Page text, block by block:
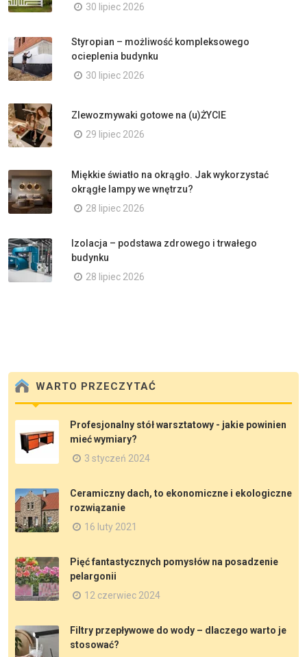
30 lipiec 2026
Styropian – możliwość kompleksowego
ocieplenia budynku
30 lipiec 2026
Zlewozmywaki gotowe na (u)ŻYCIE
29 lipiec 2026
Miękkie światło na okrągło. Jak wykorzystać
okrągłe lampy we wnętrzu?
28 lipiec 2026
Izolacja – podstawa zdrowego i trwałego
budynku
28 lipiec 2026
WARTO PRZECZYTAĆ
Profesjonalny stół warsztatowy - jakie powinien
mieć wymiary?
3 styczeń 2024
Ceramiczny dach, to ekonomiczne i ekologiczne
rozwiązanie
16 luty 2021
Pięć fantastycznych pomysłów na posadzenie
pelargonii
12 czerwiec 2024
Filtry przepływowe do wody – dlaczego warto je
stosować?